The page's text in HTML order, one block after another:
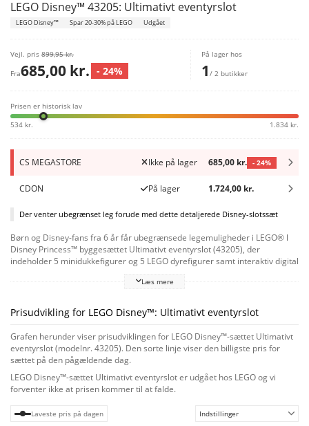
LEGO Disney™ 43205: Ultimativt eventyrslot
LEGO Disney™ Spar 20-30% på LEGO Udgået
Vejl. pris 899,95 kr.
Fra685,00 kr. - 24%
På lager hos
1 / 2 butikker
Prisen er historisk lav
534 kr. 1.834 kr.
CS MEGASTORE Ikke på lager 685,00 kr. - 24%
CDON På lager 1.724,00 kr.
Der venter ubegrænset leg forude med dette detaljerede Disney-slotssæt
Børn og Disney-fans fra 6 år får ubegrænsede legemuligheder i LEGO® ǀ
Disney Princess™ byggesættet Ultimativt eventyrslot (43205), der
indeholder 5 minidukkefigurer og 5 LEGO dyrefigurer samt interaktiv digital
den gratis app LEGO Byggevejledninger hjælper børn med at visualisere
Det detaljerede sæt styrker børns selvtillid, mens de bygger det, og sætter
gang i fantasien og kreativiteten, når de udspiller deres egne historier.
Sættet er designet til at blive leget med på egen hånd eller til en legeaftale
med venner og kan kombineres med andre LEGO ǀ Disney Princess sæt
(sælges separat). Elskede karakterer og venner
Børn kan lege i timevis med sættet, der indeholder minidukkefigurer af
Disneys Ariel, Vaiana, Rapunzel, Snehvide og Tiana samt LEGO dyrefigurer
af Marcel, Pascal, Pua, Sebastian og en fugl. Det er en imponerende gave
Læs mere
Prisudvikling for LEGO Disney™: Ultimativt eventyrslot
Grafen herunder viser prisudviklingen for LEGO Disney™-sættet Ultimativt
eventyrslot (modelnr. 43205). Den sorte linje viser den billigste pris for
sættet på den pågældende dag.
LEGO Disney™-sættet Ultimativt eventyrslot er udgået hos LEGO og vi
forventer ikke at prisen kommer til at falde.
Laveste pris på dagen Indstillinger